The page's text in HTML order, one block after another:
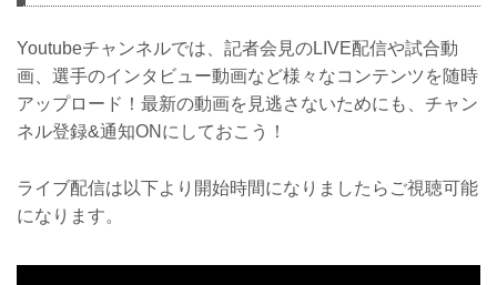
Youtubeチャンネルでは、記者会見のLIVE配信や試合動
画、選手のインタビュー動画など様々なコンテンツを随時
アップロード！最新の動画を見逃さないためにも、チャン
ネル登録&通知ONにしておこう！
ライブ配信は以下より開始時間になりましたらご視聴可能
になります。